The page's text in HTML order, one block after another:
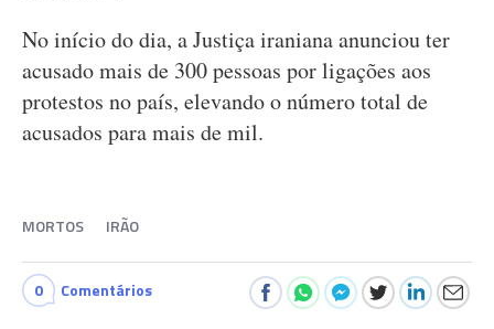
No início do dia, a Justiça iraniana anunciou ter
acusado mais de 300 pessoas por ligações aos
protestos no país, elevando o número total de
acusados para mais de mil.
MORTOS IRÃO
0 Comentários